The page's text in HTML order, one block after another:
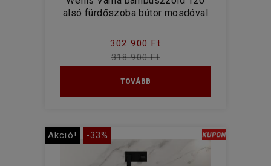
alsó fürdőszoba bútor mosdóval
302 900 Ft
318 900 Ft
TOVÁBB
Akció! -33%